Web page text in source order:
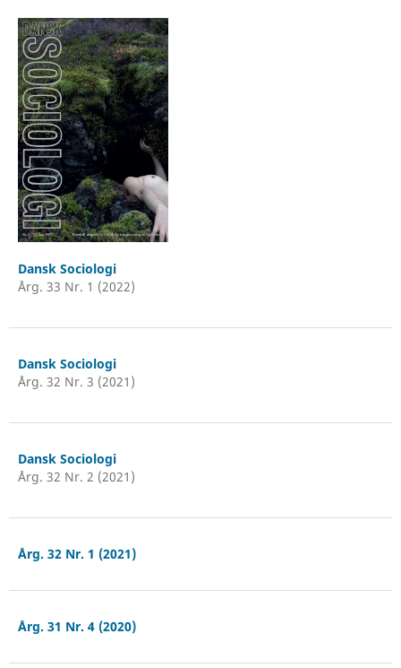
Dansk Sociologi
Årg. 33 Nr. 1 (2022)
Dansk Sociologi
Årg. 32 Nr. 3 (2021)
Dansk Sociologi
Årg. 32 Nr. 2 (2021)
Årg. 32 Nr. 1 (2021)
Årg. 31 Nr. 4 (2020)